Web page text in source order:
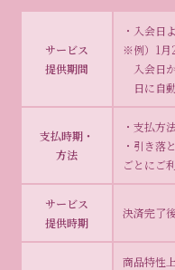
サービス
提供期間
・入会日
※例）1月
入会日
日に自
支払時期・
方法
・支払方
・引き落
ごとにご
サービス
提供時期
決済完了
商品特性